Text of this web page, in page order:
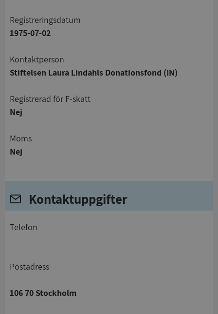
registreringsdatum
1975-07-02
Kontaktperson
Stiftelsen Laura Lindahls Donationsfond (IN)
registrerad för F-skatt
Nej
Moms
Nej
Kontaktuppgifter
telefon
Postadress
106 70 Stockholm